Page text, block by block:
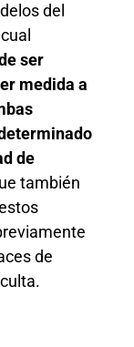
del
ser
medida a
de
también
de